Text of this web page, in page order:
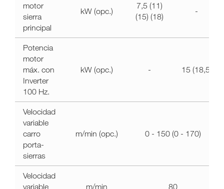
motor
sierra
principal
kW (opc.)
7,5 (11)
(15) (18)
-
Potencia
motor
máx. con
Inverter
100 Hz.
kW (opc.) - 15 (18,5)
Velocidad
variable
carro
porta-
sierras
m/min (opc.) 0 - 150 (0 - 170)
Velocidad
variable
m/min 80